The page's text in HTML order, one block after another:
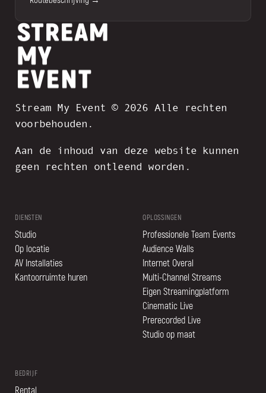
Stream My Event © 2026 Alle rechten
voorbehouden.
Aan de inhoud van deze website kunnen
geen rechten ontleend worden.
DIENSTEN
Studio
Op locatie
AV Installaties
Kantoorruimte huren
OPLOSSINGEN
Professionele Team Events
Audience Walls
Internet Overal
Multi-Channel Streams
Eigen Streamingplatform
Cinematic Live
Prerecorded Live
Studio op maat
BEDRIJF
Rental